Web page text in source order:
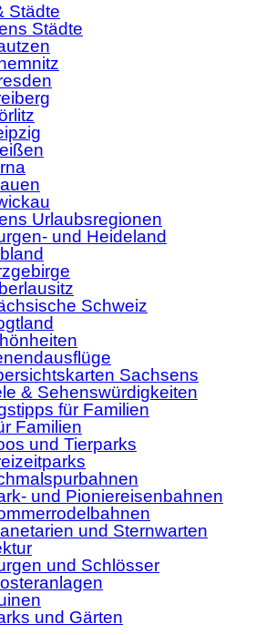
Städte
Städte
Urlaubsregionen
und Heideland
Schweiz
Sachsens
& Sehenswürdigkeiten
für Familien
Familien
und Tierparks
und Pioniereisenbahnen
und Sternwarten
und Schlösser
und Gärten